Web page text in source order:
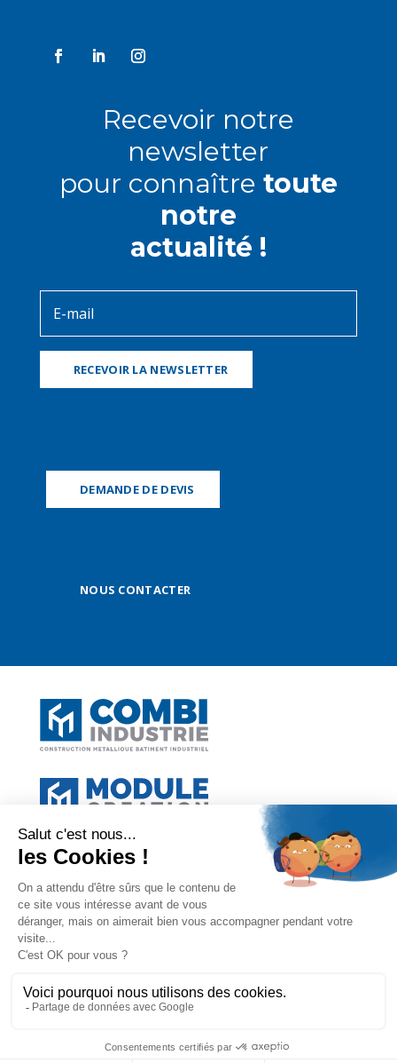
Recevoir notre
newsletter
pour connaître toute
notre
actualité !
RECEVOIR LA NEWSLETTER
DEMANDE DE DEVIS
NOUS CONTACTER
Constructeur de bâtiment industriel
Constructeur de bâtiment photovoltaïque
Constructeur de bâtiments de stockage
Constructeur de bâtiments techniques et commerciaux
Politique de confidentialité